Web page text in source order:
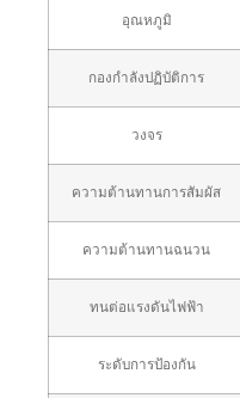
อุณหภูมิ
กองกำลังปฏิบัติการ
วงจร
ความต้านทานการสัมผัส
ความต้านทานฉนวน
ทนต่อแรงดันไฟฟ้า
ระดับการป้องกัน